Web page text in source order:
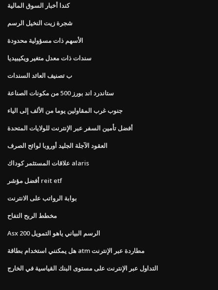
كندا أخبار السوق المالية
شجرة زيت النخيل الرسم
الأسهم ذات مسؤولية محدودة
سندات ذات معدل متغير ويكيبيديا
ب تصنيف العائد السندات
ستاندرد اند بورز 500 من مكونات الصناعة
جنوب غرب المقاولين يوما من الألف إلى الياء
أفضل تأمين السفر عبر الإنترنت للولايات المتحدة
العقود الآجلة الجليد أوروبا لوائح الصرف
علاقات المستثمر كوداك alaris
أفضل مؤشر reit etf
بوابة الرواتب على الانترنت
مخطط الربح التفاح
Asx 200 الرسم البياني ياهو التمويل
هل يمكنني استخدام بطاقة atm مطاردة عبر الإنترنت
التداول عبر الإنترنت على مستوى البنك القياسية في الخارج